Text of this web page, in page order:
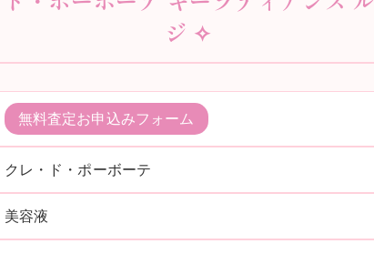
ジ ✧
無料査定お申込みフォーム
クレ・ド・ポーボーテ
美容液